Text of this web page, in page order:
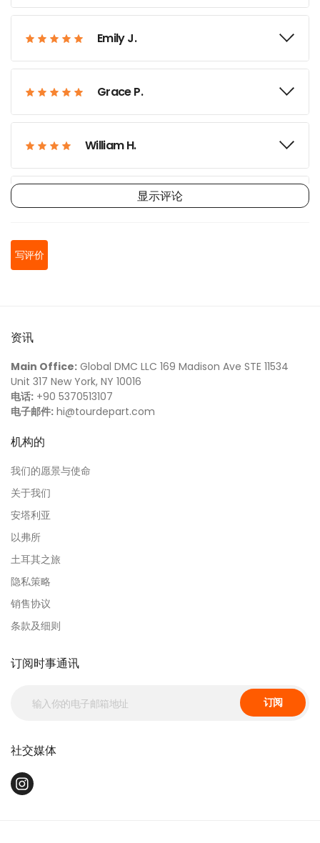
Emily J.
Grace P.
William H.
Benjamin T.
Ella W.
显示评论
写评价
资讯
Main Office: Global DMC LLC 169 Madison Ave STE 11534
Unit 317 New York, NY 10016
电话: +90 5370513107
电子邮件: hi@tourdepart.com
机构的
我们的愿景与使命
关于我们
安塔利亚
以弗所
土耳其之旅
隐私策略
销售协议
条款及细则
订阅时事通讯
订阅
社交媒体